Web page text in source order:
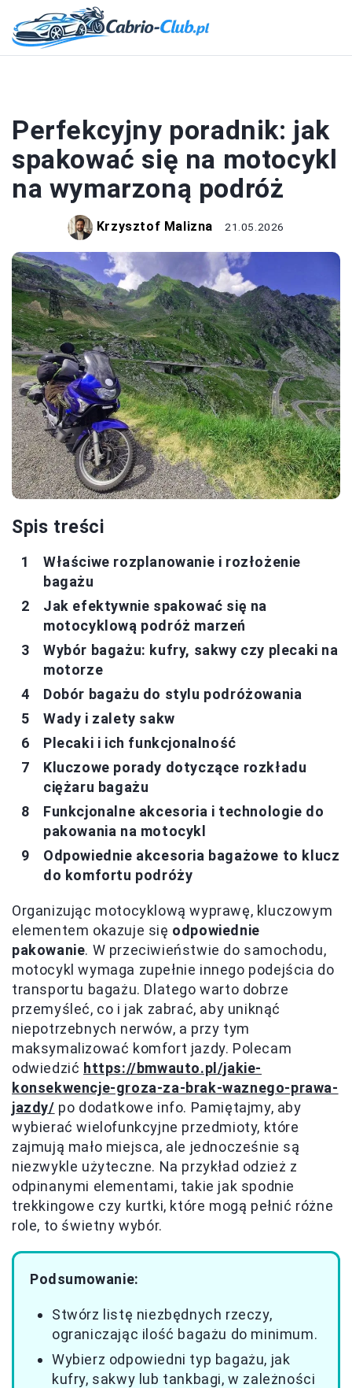
Perfekcyjny poradnik: jak
spakować się na motocykl
na wymarzoną podróż
Krzysztof Malizna 21.05.2026
Spis treści
Właściwe rozplanowanie i rozłożenie
bagażu
Jak efektywnie spakować się na
motocyklową podróż marzeń
Wybór bagażu: kufry, sakwy czy plecaki na
motorze
Dobór bagażu do stylu podróżowania
Wady i zalety sakw
Plecaki i ich funkcjonalność
Kluczowe porady dotyczące rozkładu
ciężaru bagażu
Funkcjonalne akcesoria i technologie do
pakowania na motocykl
Odpowiednie akcesoria bagażowe to klucz
do komfortu podróży
Organizując motocyklową wyprawę, kluczowym
elementem okazuje się odpowiednie
pakowanie. W przeciwieństwie do samochodu,
motocykl wymaga zupełnie innego podejścia do
transportu bagażu. Dlatego warto dobrze
przemyśleć, co i jak zabrać, aby uniknąć
niepotrzebnych nerwów, a przy tym
maksymalizować komfort jazdy. Polecam
odwiedzić https://bmwauto.pl/jakie-
konsekwencje-groza-za-brak-waznego-prawa-
jazdy/ po dodatkowe info. Pamiętajmy, aby
wybierać wielofunkcyjne przedmioty, które
zajmują mało miejsca, ale jednocześnie są
niezwykle użyteczne. Na przykład odzież z
odpinanymi elementami, takie jak spodnie
trekkingowe czy kurtki, które mogą pełnić różne
role, to świetny wybór.
Podsumowanie:
Stwórz listę niezbędnych rzeczy,
ograniczając ilość bagażu do minimum.
Wybierz odpowiedni typ bagażu, jak
kufry, sakwy lub tankbagi, w zależności